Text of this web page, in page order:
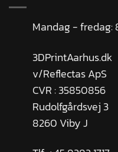
Mandag - fredag:
3DPrintAarhus.dk
v/Reflectas ApS
CVR : 35850856
Rudolfgårdsvej 3
8260 Viby J